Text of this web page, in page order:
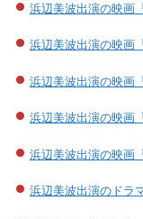
浜辺美波出演の映画
浜辺美波出演の映画
浜辺美波出演の映画
浜辺美波出演の映画
浜辺美波出演の映画
浜辺美波出演のドラ